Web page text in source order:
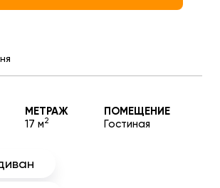
МЕТРАЖ
17 м2
ПОМЕЩЕНИЕ
Гостиная